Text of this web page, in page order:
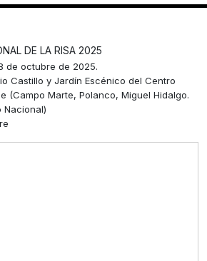
DE LA RISA 2025
de octubre de 2025.
Castillo y Jardín Escénico del Centro
(Campo Marte, Polanco, Miguel Hidalgo.
Nacional)